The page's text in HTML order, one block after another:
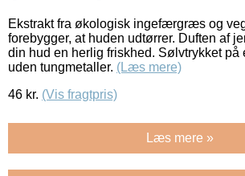
Ekstrakt fra økologisk ingefærgræs og
forebygger, at huden udtørrer. Duften af
din hud en herlig friskhed. Sølvtrykket på
uden tungmetaller. (Læs mere)
46 kr. (Vis fragtpris)
Læs mere »